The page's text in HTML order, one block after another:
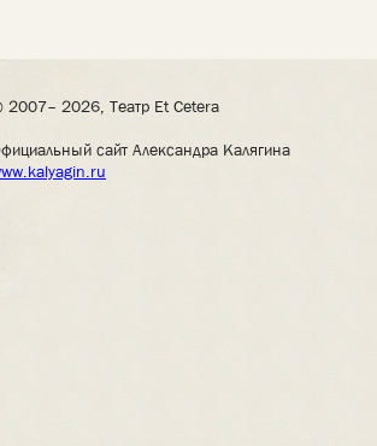
2007– 2026, Театр Et Cetera
сайт Александра Калягина